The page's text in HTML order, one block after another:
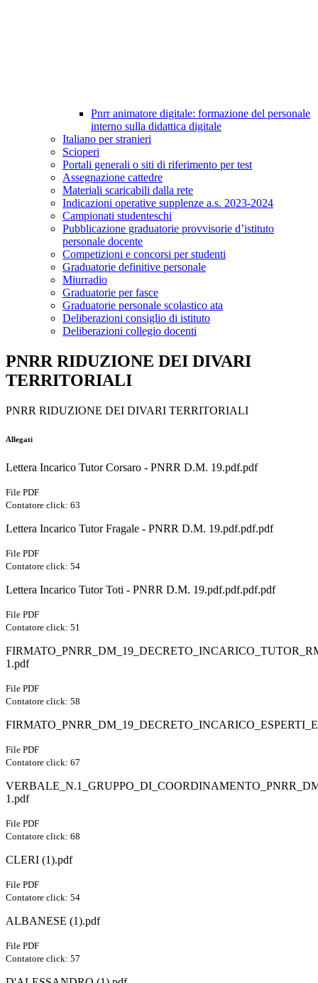
Pnrr animatore digitale: formazione del personale
interno sulla didattica digitale
Italiano per stranieri
Scioperi
Portali generali o siti di riferimento per test
Assegnazione cattedre
Materiali scaricabili dalla rete
Indicazioni operative supplenze a.s. 2023-2024
Campionati studenteschi
Pubblicazione graduatorie provvisorie d’istituto
personale docente
Competizioni e concorsi per studenti
Graduatorie definitive personale
Miurradio
Graduatorie per fasce
Graduatorie personale scolastico ata
Deliberazioni consiglio di istituto
Deliberazioni collegio docenti
PNRR RIDUZIONE DEI DIVARI
TERRITORIALI
PNRR RIDUZIONE DEI DIVARI TERRITORIALI
Allegati
Lettera Incarico Tutor Corsaro - PNRR D.M. 19.pdf.pdf
File PDF
Contatore click: 63
Lettera Incarico Tutor Fragale - PNRR D.M. 19.pdf.pdf.pdf
File PDF
Contatore click: 54
Lettera Incarico Tutor Toti - PNRR D.M. 19.pdf.pdf.pdf.pdf
File PDF
Contatore click: 51
1.pdf
File PDF
Contatore click: 58
File PDF
Contatore click: 67
1.pdf
File PDF
Contatore click: 68
CLERI (1).pdf
File PDF
Contatore click: 54
ALBANESE (1).pdf
File PDF
Contatore click: 57